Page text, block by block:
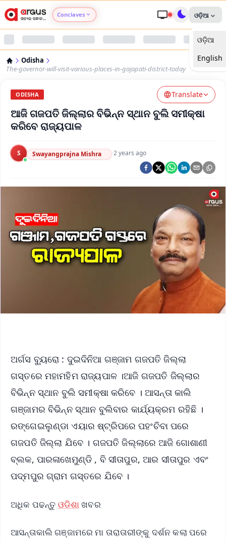
Conclaves
Argus Nari Shakti
Argus Health Connect
Argus Swaad Odisha
Argus Chalo Dekhein Apna Desh
ଓଡ଼ିଆ
ଓଡ଼ିଆ
English
Odisha
The-governor-will-visit-various-places-in-gajapati-district-today
ODISHA Translate
ଆଜି ଗଜପତି ଜିଲ୍ଲାର ବିଭିନ୍ନ ସ୍ଥାନ ବୁଲି ସମୀକ୍ଷା
କରିବେ ରାଜ୍ୟପାଳ
S Swayangprajna Mishra ·2 years ago
ଅର୍ଗସ ବ୍ୟୁରୋ : ଦୁଇଦିନିଆ ଗଞ୍ଜାମ ଗଜପତି ଜିଲ୍ଲା
ଗସ୍ତରେ ମହାମହିମ ରାଜ୍ୟପାଳ ।ଆଜି ଗଜପତି ଜିଲ୍ଲାର
ବିଭିନ୍ନ ସ୍ଥାନ ବୁଲି ସମୀକ୍ଷା କରିବେ । ଆସନ୍ତା କାଲି
ଗଞ୍ଜାମର ବିଭିନ୍ନ ସ୍ଥାନ ବୁଲିବାର କାର୍ଯ୍ୟକ୍ରମ ରହିଛି ।
ରଙ୍ଗେଇଲୁଣ୍ଡା ଏୟାର ଷ୍ଟ୍ରିପରେ ପହଂଚିବା ପରେ
ଗଜପତି ଜିଲ୍ଲା ଯିବେ । ଗଜପତି ଜିଲ୍ଲାରେ ଆଜି ଗୋଶାଣୀ
ବ୍ଲକ, ପାରଳାଖେମୁଣ୍ଡି , ବି ସୀତାପୁର, ଆର ସୀତାପୁର ଏବଂ
ପଦ୍ମପୁର ଗ୍ରାମ ଗସ୍ତରେ ଯିବେ ।
ଅଧିକ ପଢନ୍ତୁ ଓଡିଶା ଖବର
ଆସନ୍ତାକାଲି ଗଞ୍ଜାମରେ ମା ତାରାତାରୀଙ୍କୁ ଦର୍ଶନ କଲା ପରେ